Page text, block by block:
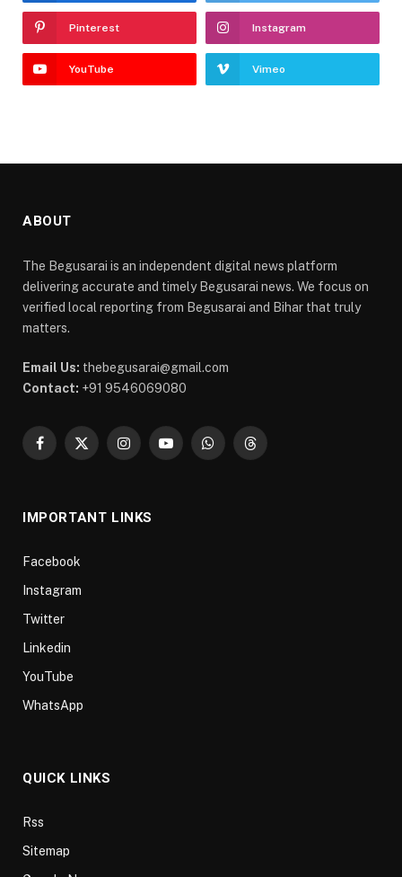
Pinterest Instagram
YouTube Vimeo
ABOUT
The Begusarai is an independent digital news platform
delivering accurate and timely Begusarai news. We focus on
verified local reporting from Begusarai and Bihar that truly
matters.
Email Us: thebegusarai@gmail.com
Contact: +91 9546069080
Facebook
X
InstagramYouTubeWhatsAppThreads
IMPORTANT LINKS
Facebook
Instagram
Twitter
Linkedin
YouTube
WhatsApp
QUICK LINKS
Rss
Sitemap